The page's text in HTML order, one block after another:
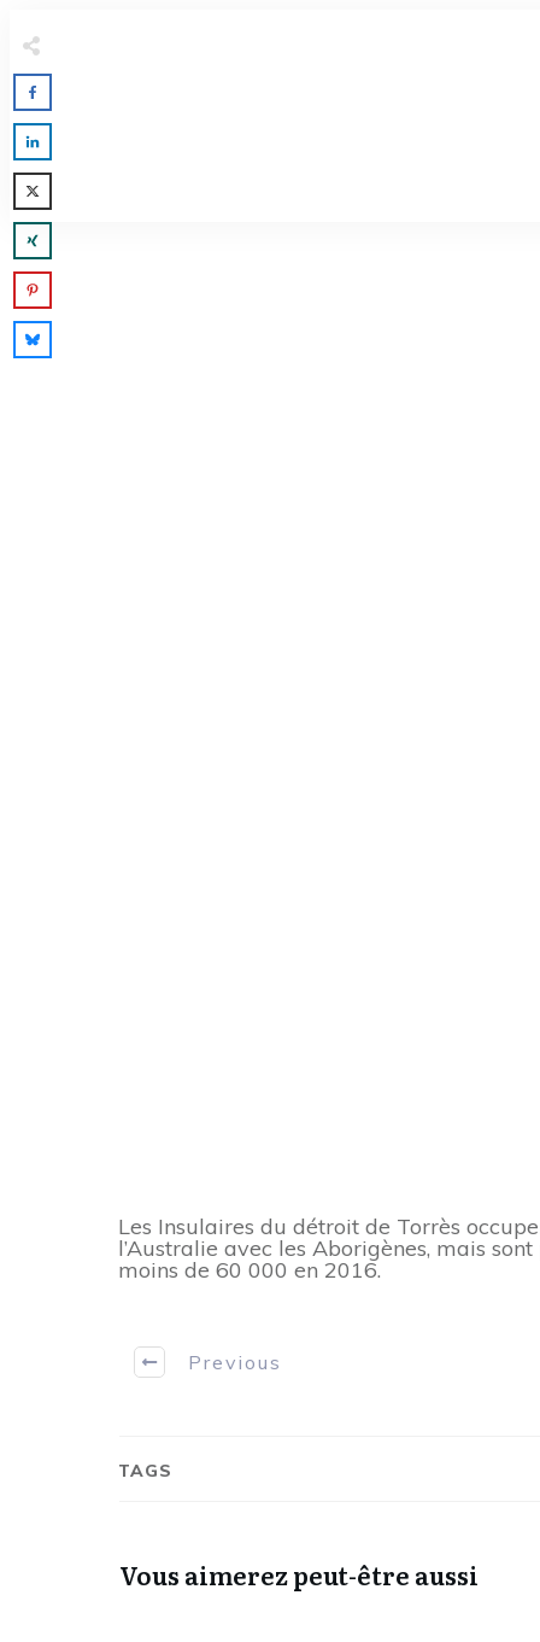
Les Insulaires du détroit de Torrès
l’Australie avec les Aborigènes, mais
moins de 60 000 en 2016.
Previous
TAGS
Vous aimerez peut-être aussi